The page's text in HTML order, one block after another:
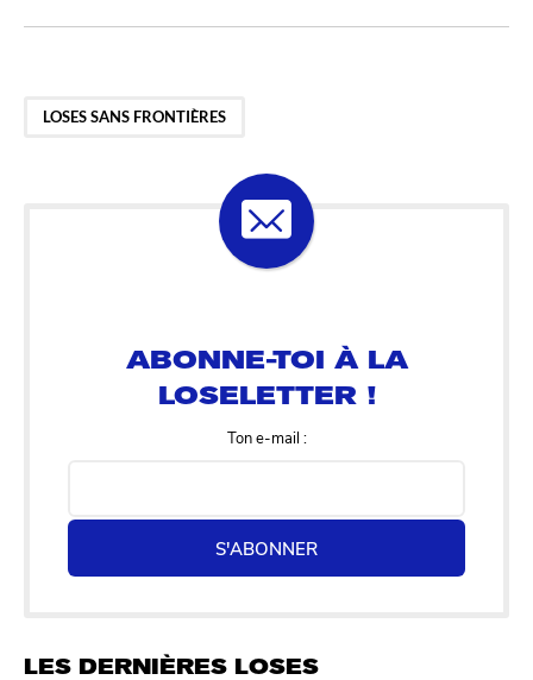
LOSES SANS FRONTIÈRES
Ton e-mail :
S'ABONNER
LES DERNIÈRES LOSES